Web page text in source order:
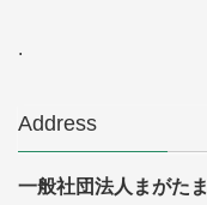
.
Address
一般社団法人まがたま